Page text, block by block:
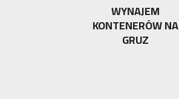
WYNAJEM
KONTENERÓW NA
GRUZ